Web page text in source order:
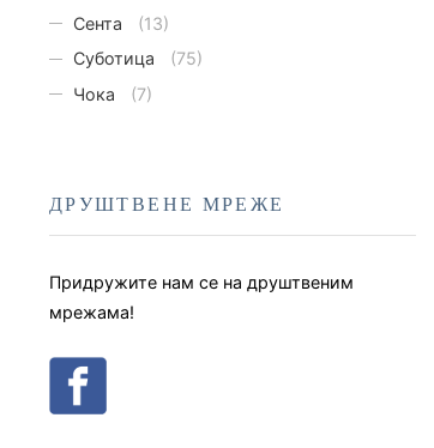
Сента
(13)
Суботица
(75)
Чока
(7)
ДРУШТВЕНЕ МРЕЖЕ
Придружите нам се на друштвеним
мрежама!